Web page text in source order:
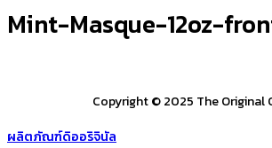
Mint-Masque-12oz-
Copyright © 2025 The Original
ผลิตภัณฑ์ดิออริจินัล